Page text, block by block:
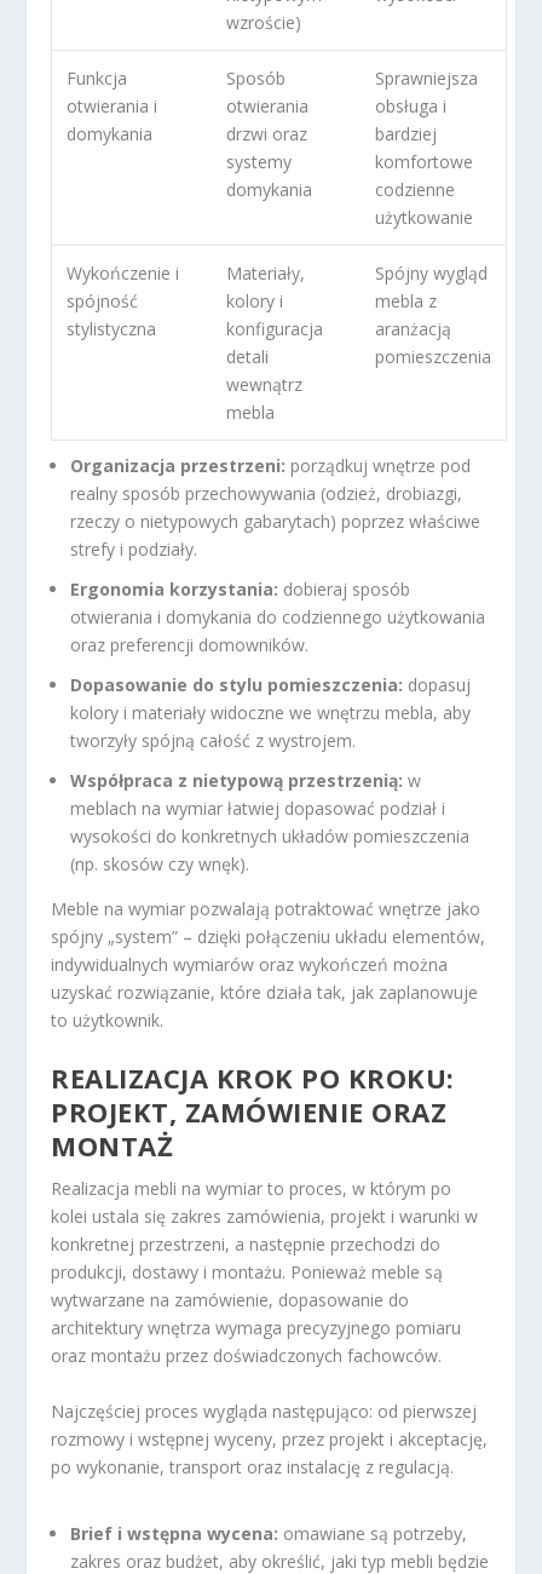
wzroście)
Funkcja
otwierania i
domykania
Sposób
otwierania
drzwi oraz
systemy
domykania
Sprawniejsza
obsługa i
bardziej
komfortowe
codzienne
użytkowanie
Wykończenie i
spójność
stylistyczna
Materiały,
kolory i
konfiguracja
detali
wewnątrz
mebla
Spójny wygląd
mebla z
aranżacją
pomieszczenia
Organizacja przestrzeni: porządkuj wnętrze pod
realny sposób przechowywania (odzież, drobiazgi,
rzeczy o nietypowych gabarytach) poprzez właściwe
strefy i podziały.
Ergonomia korzystania: dobieraj sposób
otwierania i domykania do codziennego użytkowania
oraz preferencji domowników.
Dopasowanie do stylu pomieszczenia: dopasuj
kolory i materiały widoczne we wnętrzu mebla, aby
tworzyły spójną całość z wystrojem.
Współpraca z nietypową przestrzenią: w
meblach na wymiar łatwiej dopasować podział i
wysokości do konkretnych układów pomieszczenia
(np. skosów czy wnęk).
Meble na wymiar pozwalają potraktować wnętrze jako
spójny „system” – dzięki połączeniu układu elementów,
indywidualnych wymiarów oraz wykończeń można
uzyskać rozwiązanie, które działa tak, jak zaplanowuje
to użytkownik.
REALIZACJA KROK PO KROKU:
PROJEKT, ZAMÓWIENIE ORAZ
MONTAŻ
Realizacja mebli na wymiar to proces, w którym po
kolei ustala się zakres zamówienia, projekt i warunki w
konkretnej przestrzeni, a następnie przechodzi do
produkcji, dostawy i montażu. Ponieważ meble są
wytwarzane na zamówienie, dopasowanie do
architektury wnętrza wymaga precyzyjnego pomiaru
oraz montażu przez doświadczonych fachowców.
Najczęściej proces wygląda następująco: od pierwszej
rozmowy i wstępnej wyceny, przez projekt i akceptację,
po wykonanie, transport oraz instalację z regulacją.
Brief i wstępna wycena: omawiane są potrzeby,
zakres oraz budżet, aby określić, jaki typ mebli będzie